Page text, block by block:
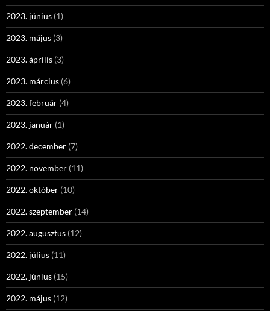
2023. június (1)
2023. május (3)
2023. április (3)
2023. március (6)
2023. február (4)
2023. január (1)
2022. december (7)
2022. november (11)
2022. október (10)
2022. szeptember (14)
2022. augusztus (12)
2022. július (11)
2022. június (15)
2022. május (12)